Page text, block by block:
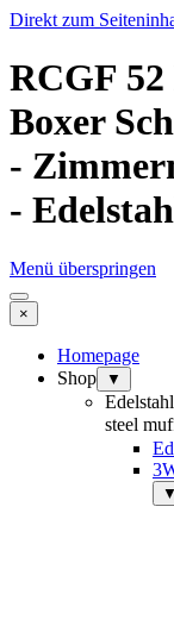
Direkt zum
RCGF
Boxer
-
-
Menü überspringen
×
Homepage
Shop
▼
steel
▼